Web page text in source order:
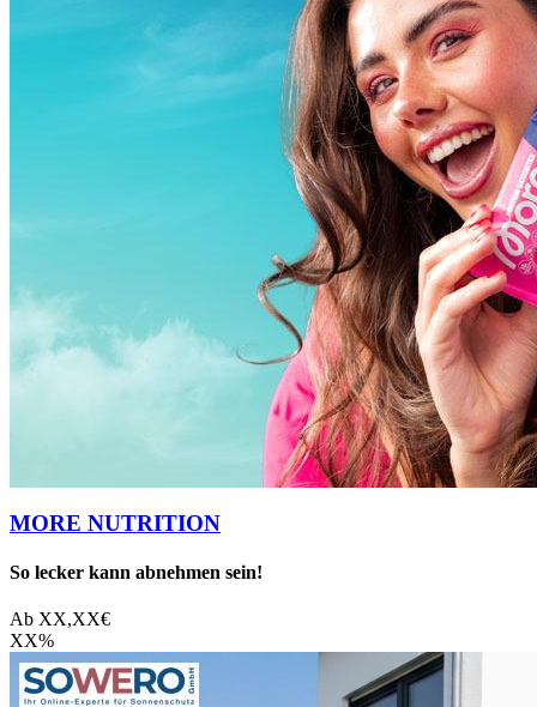
MORE NUTRITION
So lecker kann abnehmen sein!
Ab XX,XX€
XX%